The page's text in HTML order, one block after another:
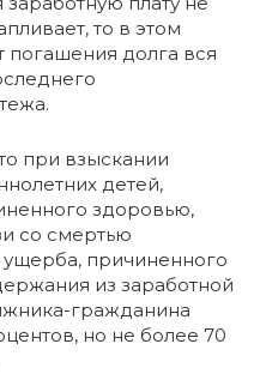
то в этом
погашения долга вся
при взыскании
детей,
здоровью,
со смертью
причиненного
из заработной
гражданина
но не более 70